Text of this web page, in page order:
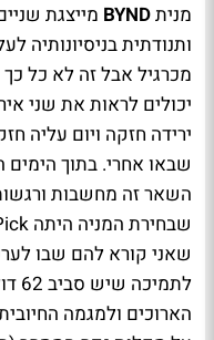
מניתBYND מייצגת
ותנודתית בניסיונותיה
מכרגיל אבל זה לא כל
יכולים לראות את שני
ירידה חזקה ויום עליה
שבאו אחרי. בתוך
השאר זה מחשבות
שבחירת המניה היתה
שאני קורא להם שבו
הארוכים ולמגמה